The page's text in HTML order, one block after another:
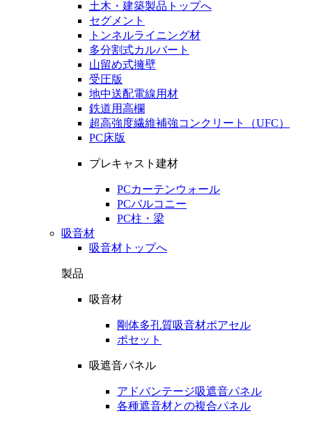
土木・建築製品トップへ
セグメント
トンネルライニング材
多分割式カルバート
山留め式擁壁
受圧版
地中送配電線用材
鉄道用高欄
超高強度繊維補強コンクリート（UFC）
PC床版
プレキャスト建材
PCカーテンウォール
PCバルコニー
PC柱・梁
吸音材
吸音材トップへ
製品
吸音材
剛体多孔質吸音材ポアセル
ポセット
吸遮音パネル
アドバンテージ吸遮音パネル
各種遮音材との複合パネル